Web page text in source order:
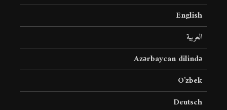
English
العربية
Azərbaycan dilində
O’zbek
Deutsch